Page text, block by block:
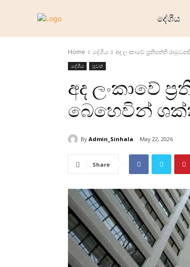
දේශීය
Home දේශීය අද ලංකාවේ ප්‍රතිපත්ති
දේශීය පුවත්
අද ලංකාවේ
බෙහෙවින්
By Admin_Sinhala May 22, 2026
Share